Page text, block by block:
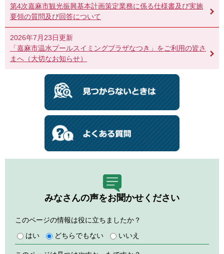
第4次嘉麻市観光振興基本計画策定業務に係る仕様書及び実施
要領の質問及び回答について
2026年7月23日更新
「嘉麻市温水プールスイミングプラザなつき」をご利用の皆さ
まへ（大切なお知らせ）
みなさんの声をお聞かせください
このページの情報は役に立ちましたか？
はい
どちらでもない いいえ